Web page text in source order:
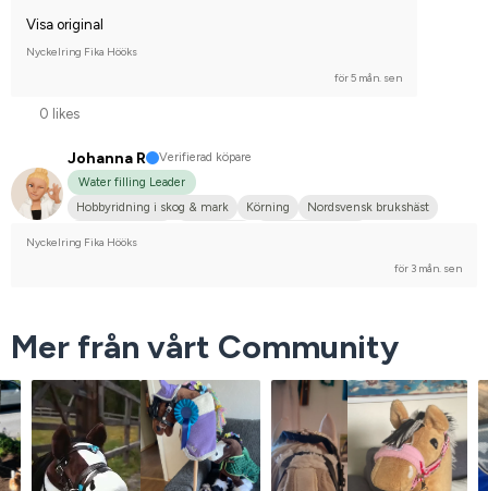
Visa original
Nyckelring Fika Hööks
för 5 mån. sen
0 likes
Johanna R
Verifierad köpare
Water filling Leader
Hobbyridning i skog & mark
Körning
Nordsvensk brukshäst
Nyckelring Fika Hööks
för 3 mån. sen
Mer från vårt Community